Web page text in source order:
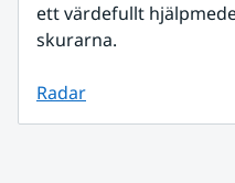
ett värdefullt
skurarna.
Radar